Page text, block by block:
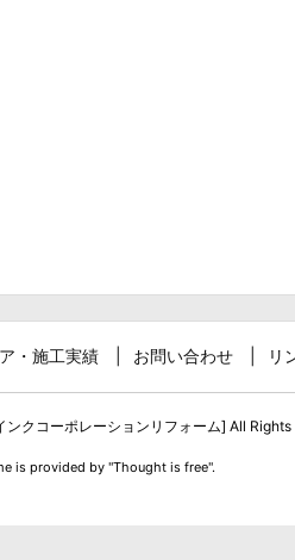
・施工実績 お問い合わせ リ
ンクコーポレーションリフォーム] All Rights
is provided by "Thought is free".